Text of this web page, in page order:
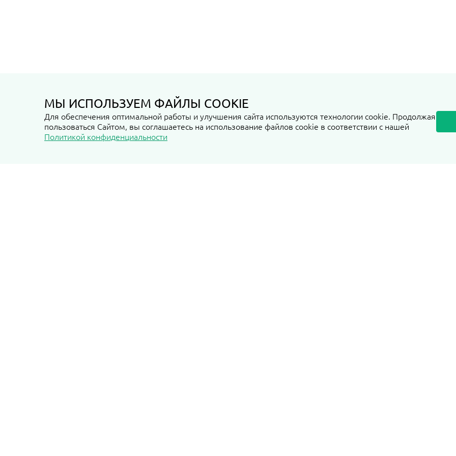
Применить фильтр
МЫ ИСПОЛЬЗУЕМ ФАЙЛЫ COOKIE
Для обеспечения оптимальной работы и улучшения сайта используются технологии cookie. Продолжая
пользоваться Сайтом, вы соглашаетесь на использование файлов cookie в соответствии с нашей
Политикой конфиденциальности